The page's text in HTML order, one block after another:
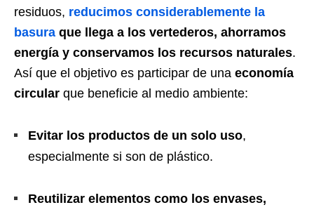
residuos, reducimos considerablemente la
basura que llega a los vertederos, ahorramos
energía y conservamos los recursos naturales.
Así que el objetivo es participar de una economía
circular que beneficie al medio ambiente:
Evitar los productos de un solo uso,
especialmente si son de plástico.
Reutilizar elementos como los envases,